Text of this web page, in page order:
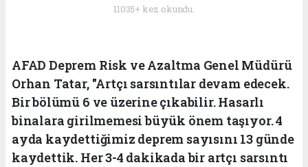
11035+ kez okundu.
AFAD Deprem Risk ve Azaltma Genel Müdürü
Orhan Tatar, "Artçı sarsıntılar devam edecek.
Bir bölümü 6 ve üzerine çıkabilir. Hasarlı
binalara girilmemesi büyük önem taşıyor. 4
ayda kaydettiğimiz deprem sayısını 13 günde
kaydettik. Her 3-4 dakikada bir artçı sarsıntı